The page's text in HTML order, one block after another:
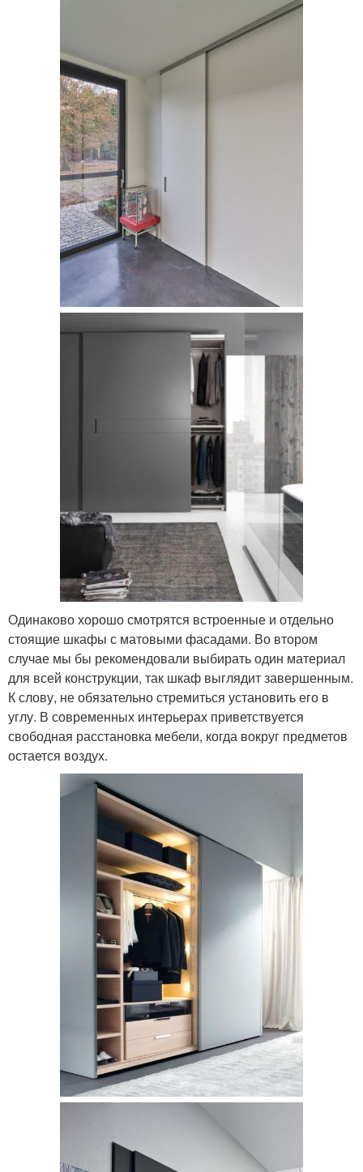
Одинаково хорошо смотрятся встроенные и отдельно
стоящие шкафы с матовыми фасадами. Во втором
случае мы бы рекомендовали выбирать один материал
для всей конструкции, так шкаф выглядит завершенным.
К слову, не обязательно стремиться установить его в
углу. В современных интерьерах приветствуется
свободная расстановка мебели, когда вокруг предметов
остается воздух.